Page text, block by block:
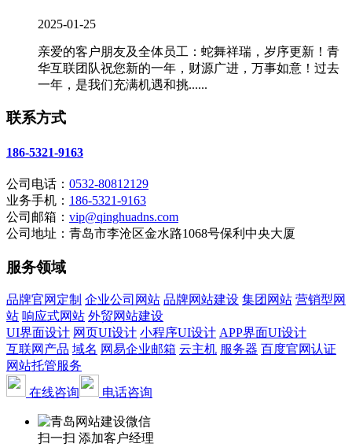
2025-01-25
亲爱的客户朋友及全体员工：蛇舞祥瑞，岁序更新！青
华互联团队祝您新的一年，财源广进，万事如意！过去
一年，是我们充满机遇和挑......
联系方式
186-5321-9163
公司电话： 0532-80812129
业务手机： 186-5321-9163
公司邮箱： vip@qinghuadns.com
公司地址：青岛市李沧区金水路1068号保利中央大厦
服务领域
品牌官网定制 企业公司网站 品牌网站建设 集团网站 营销型网
站 响应式网站 外贸网站建设
UI界面设计 网页UI设计 小程序UI设计 APP界面UI设计
互联网产品 域名 网易企业邮箱 云主机 服务器 百度官网认证
网站托管服务
在线咨询
电话咨询
扫一扫 添加客户经理